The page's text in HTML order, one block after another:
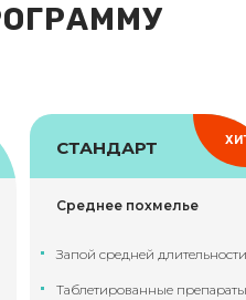
СТАНДАРТ
Среднее похмелье
Запой средней длительности
Таблетированные препараты